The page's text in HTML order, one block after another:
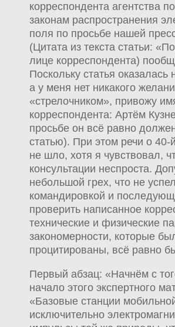
корреспондента агентства
законам распространения
поля по просьбе нашей
(Цитата из текста статьи:
лице корреспондента)
Поскольку статья оказалась
а у меня нет никакого
«стрелочником», привожу
корреспондента: Артём
просьбе он всё равно
статью). При этом речи о
не шло, хотя я чувствовал,
консультации неспроста.
небольшой грех, что не
командировкой и
проверить написанное
технические и физические
закономерности, которые
процитированы, всё равно
Первый абзац: «Начнём с
начало этого экспертного
«Базовые станции
исключительно